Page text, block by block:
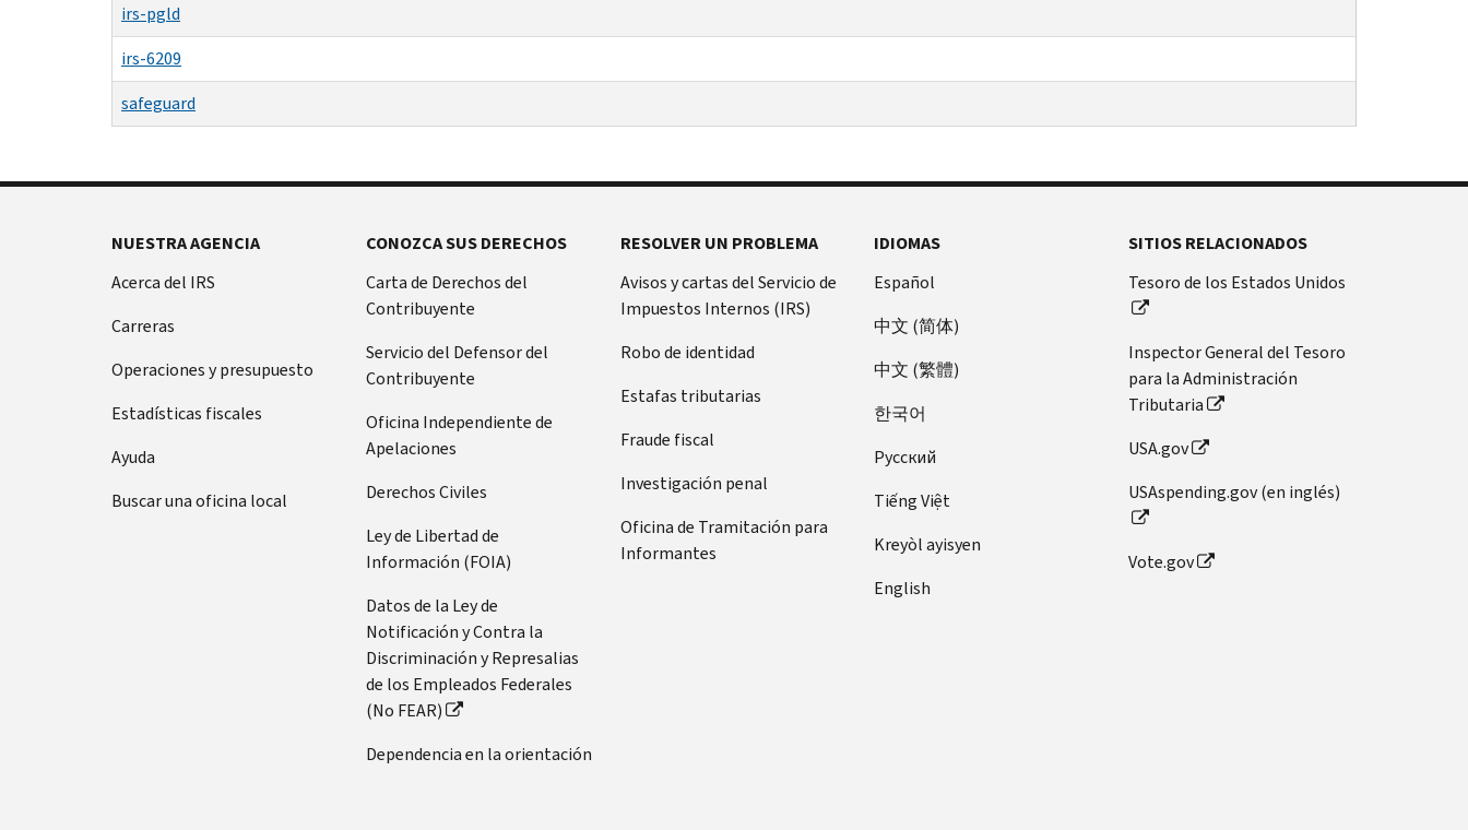
irs-pgld
irs-6209
safeguard
NUESTRA AGENCIA
Acerca del IRS
Carreras
Operaciones y presupuesto
Estadísticas fiscales
Ayuda
Buscar una oficina local
CONOZCA SUS DERECHOS
Carta de Derechos del
Contribuyente
Servicio del Defensor del
Contribuyente
Oficina Independiente de
Apelaciones
Derechos Civiles
Ley de Libertad de
Información (FOIA)
Datos de la Ley de
Notificación y Contra la
Discriminación y Represalias
de los Empleados Federales
(No FEAR)
Dependencia en la orientación
RESOLVER UN PROBLEMA
Avisos y cartas del Servicio de
Impuestos Internos (IRS)
Robo de identidad
Estafas tributarias
Fraude fiscal
Investigación penal
Oficina de Tramitación para
Informantes
IDIOMAS
Español
中文 (简体)
中文 (繁體)
한국어
Pусский
Tiếng Việt
Kreyòl ayisyen
English
SITIOS RELACIONADOS
Tesoro de los Estados Unidos
Inspector General del Tesoro
para la Administración
Tributaria
USA.gov
USAspending.gov (en inglés)
Vote.gov